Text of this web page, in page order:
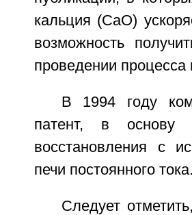
кальция (СаО)
возможность
проведении
В 1994 году
патент, в основу
восстановления с
печи постоянного тока.
Следует